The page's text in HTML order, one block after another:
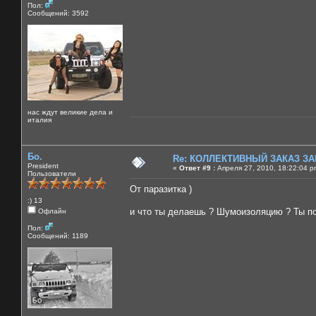
Пол:
Сообщений: 3592
нас ждут великие дела и
италия
Бо.
President
Пользователи
:) 13
Офлайн
Пол:
Сообщений: 1189
Re: КОЛЛЕКТИВНЫЙ ЗАКАЗ
« Ответ #9 : Апреля 27, 2010, 18:22:04
От паразитка )
и что ты делаешь ? Шумоизоляцию ? Ты